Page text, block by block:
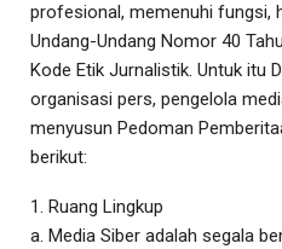
profesional, memenuhi fungsi,
Undang-Undang Nomor 40
Kode Etik Jurnalistik. Untuk itu
organisasi pers, pengelola
menyusun Pedoman
berikut:
1. Ruang Lingkup
a. Media Siber adalah segala